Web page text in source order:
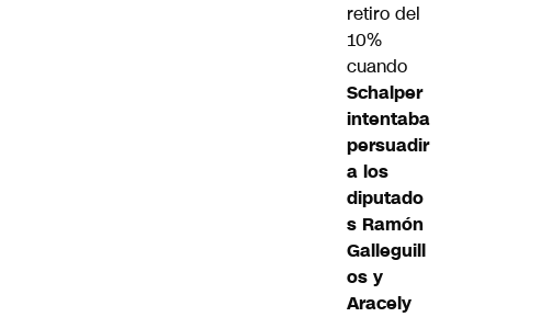
retiro del
10%
cuando
Schalper
intentaba
persuadir
a los
diputado
s Ramón
Galleguill
os y
Aracely